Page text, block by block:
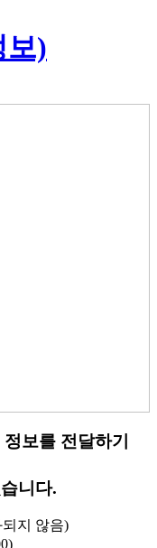
보)
보를 전달하기
니다.
지 않음)